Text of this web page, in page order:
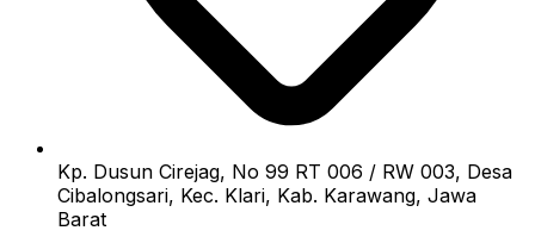
Kp. Dusun Cirejag, No 99 RT 006 / RW 003, Desa
Cibalongsari, Kec. Klari, Kab. Karawang, Jawa
Barat